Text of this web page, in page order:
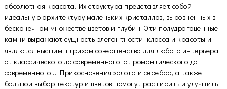
абсолютная красота. Их структура представляет собой
идеальную архитектуру маленьких кристаллов, выровненных в
бесконечном множестве цветов и глубин. Эти полудрагоценные
камни выражают сущность элегантности, класса и красоты и
являются высшим штрихом совершенства для любого интерьера,
от классического до современного, от романтического до
современного ... Прикосновения золота и серебра, а также
большой выбор текстур и цветов помогут расширить и улучшить